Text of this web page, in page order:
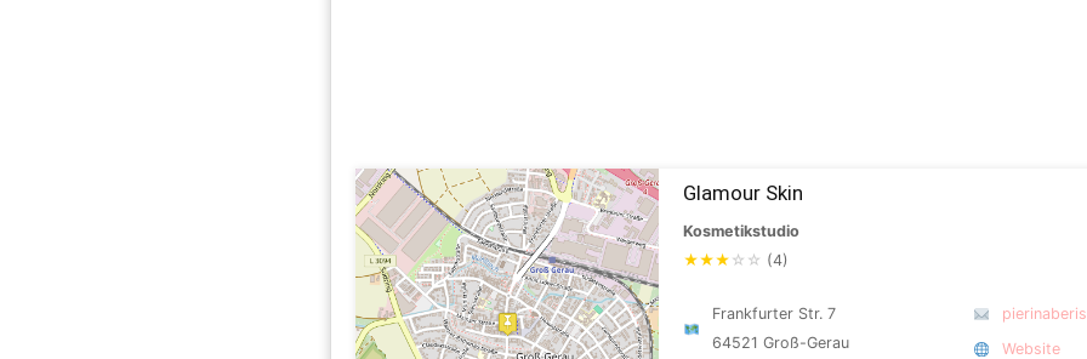
Glamour Skin
Kosmetikstudio
★★★ ☆ ☆ (4)
Frankfurter Str. 7
64521 Groß-Gerau
Website